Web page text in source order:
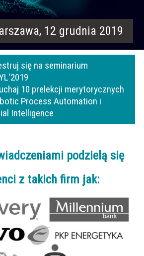
12 grudnia 2019
się na seminarium
10 prelekcji merytorycznych
Process Automation i
Intelligence
podzielą się
z takich firm jak: